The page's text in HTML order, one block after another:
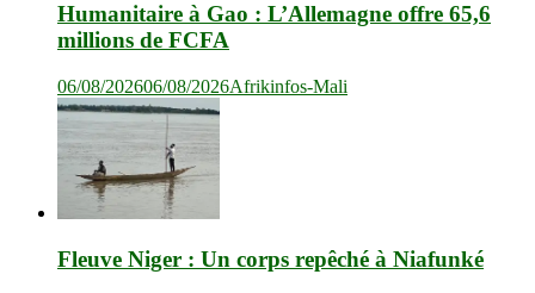
Humanitaire à Gao : L’Allemagne offre 65,6
millions de FCFA
06/08/202606/08/2026Afrikinfos-Mali
Fleuve Niger : Un corps repêché à Niafunké